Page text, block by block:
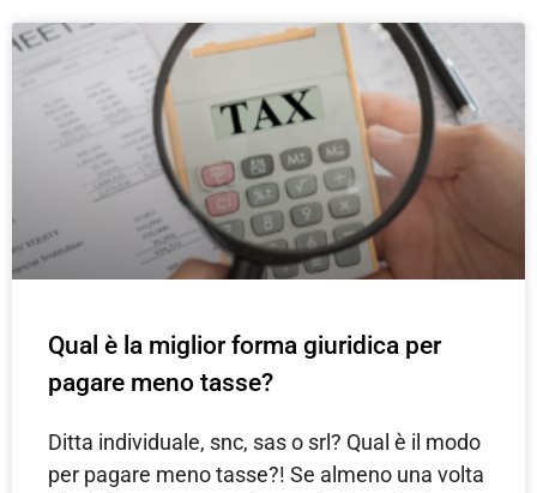
Qual è la miglior forma giuridica per
pagare meno tasse?
Ditta individuale, snc, sas o srl? Qual è il modo
per pagare meno tasse?! Se almeno una volta